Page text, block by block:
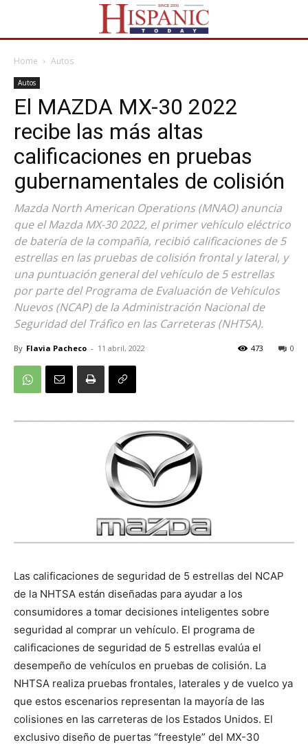
Home Autos
Autos
El MAZDA MX-30 2022
recibe las más altas
calificaciones en pruebas
gubernamentales de colisión
Mazda North American Operations (MNAO) anuncia
que el Mazda MX-30 2022, el primer vehículo eléctrico
de batería de la compañía, recibió calificaciones de 5
estrellas en las pruebas de colisión frontal y lateral, y
una puntuación general del vehículo de 5 estrellas
por parte del Programa de Evaluación de Vehículos
Nuevos (NCAP) de la Administración Nacional de
Seguridad del Tráfico en las Carreteras (NHTSA).
By Flavia Pacheco - 11 abril, 2022 0
473
Las calificaciones de seguridad de 5 estrellas del NCAP
de la NHTSA están diseñadas para ayudar a los
consumidores a tomar decisiones inteligentes sobre
seguridad al comprar un vehículo. El programa de
calificaciones de seguridad de 5 estrellas evalúa el
desempeño de vehículos en pruebas de colisión. La
NHTSA realiza pruebas frontales, laterales y de vuelco ya
que estos escenarios representan la mayoría de las
colisiones en las carreteras de los Estados Unidos. El
exclusivo diseño de puertas “freestyle” del MX-30